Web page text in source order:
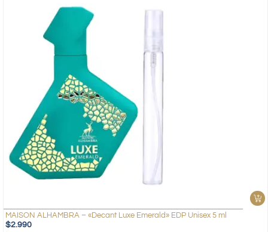
MAISON ALHAMBRA – «Decant Luxe Emerald» EDP Unisex 5 ml
$2.990